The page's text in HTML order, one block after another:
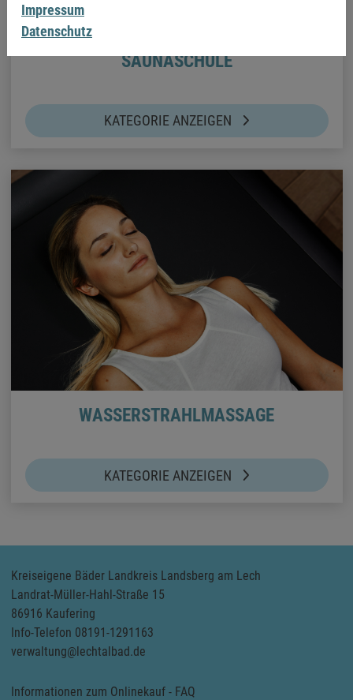
SAUNASCHULE
KATEGORIE ANZEIGEN
WASSERSTRAHLMASSAGE
KATEGORIE ANZEIGEN
Kreiseigene Bäder Landkreis Landsberg am Lech
Landrat-Müller-Hahl-Straße 15
86916 Kaufering
Info-Telefon 08191-1291163
verwaltung@lechtalbad.de
Informationen zum Onlinekauf - FAQ
Impressum
Datenschutz